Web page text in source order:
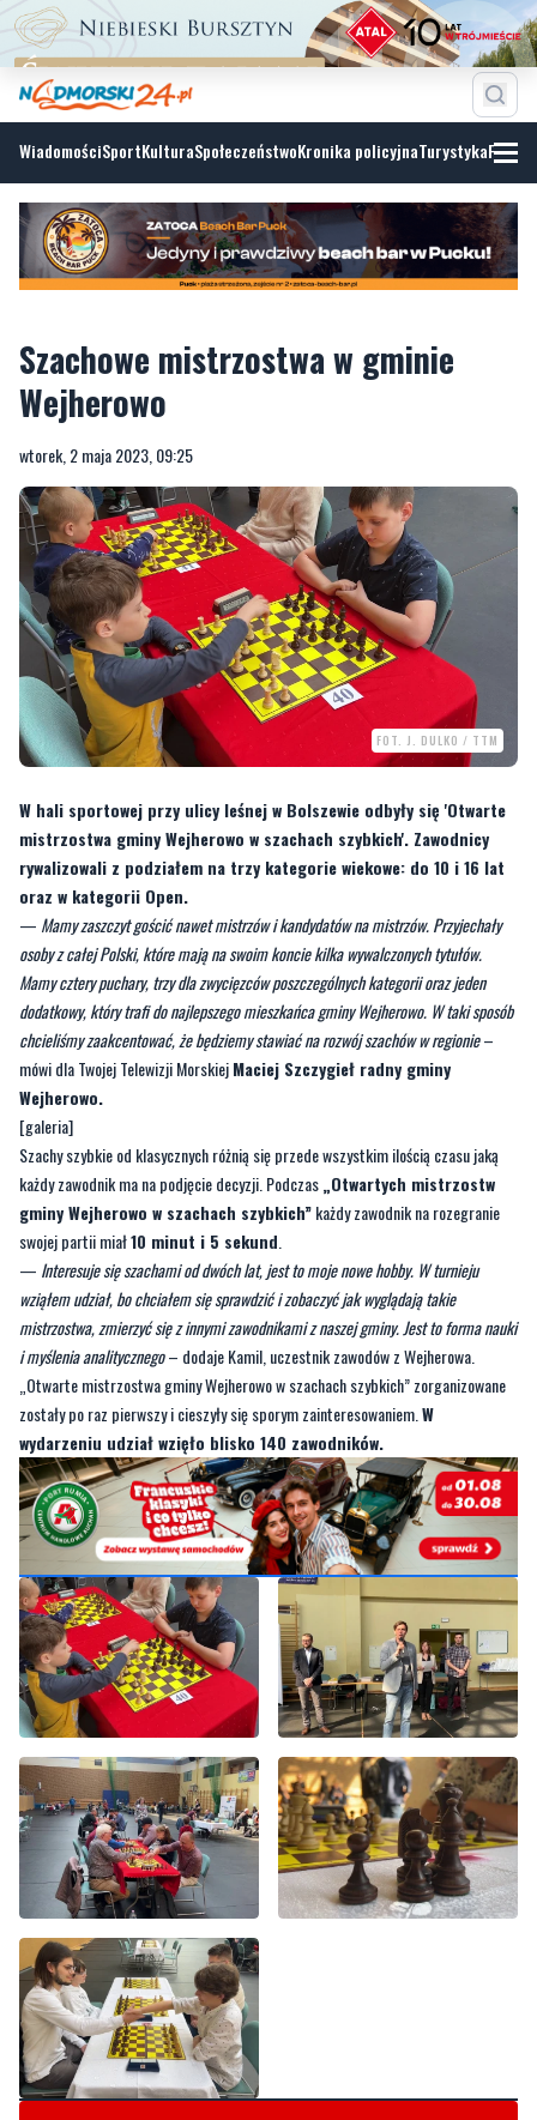
WiadomościSportKulturaSpołeczeństwoKronika policyjnaTurystyka
Szachowe mistrzostwa w gminie
wtorek, 2 maja 2023, 09:25
FOT. J. DULKO / TTM
W hali sportowej przy ulicy leśnej w Bolszewie odbyły się 'Otwarte
mistrzostwa gminy Wejherowo w szachach szybkich'. Zawodnicy
oraz w kategorii Open.
—Mamy zaszczyt gościć nawet mistrzów i kandydatów na mistrzów. Przyjechały
osoby z całej Polski, które mają na swoim koncie kilka wywalczonych tytułów.
Mamy cztery puchary, trzy dla zwycięzców poszczególnych kategorii oraz jeden
dodatkowy, który trafi do najlepszego mieszkańca gminy Wejherowo. W taki sposób
chcieliśmy zaakcentować, że będziemy stawiać na rozwój szachów w regionie–
mówi dla Twojej Telewizji MorskiejMaciej Szczygieł radny gminy
Wejherowo.
[galeria]
Szachy szybkie od klasycznych różnią się przede wszystkim ilością czasu jaką
każdy zawodnik ma na podjęcie decyzji. Podczas
gminy Wejherowo w szachach szybkich”
swojej partii miał 10 minut i 5 sekund.
—Interesuje się szachami od dwóch lat, jest to moje nowe hobby. W turnieju
wziąłem udział, bo chciałem się sprawdzić i zobaczyć jak wyglądają takie
mistrzostwa, zmierzyć się z innymi zawodnikami z naszej gminy. Jest to forma nauki
i myślenia analitycznego– dodaje Kamil, uczestnik zawodów z Wejherowa.
„Otwarte mistrzostwa gminy Wejherowo w szachach szybkich” zorganizowane
zostały po raz pierwszy i cieszyły się sporym zainteresowaniem.W
wydarzeniu udział wzięło blisko 140 zawodników.
Byliście świadkami zdarzenia w naszym regionie? Chcecie
aby nasza redakcja zajęła się jakimś tematem? Czekamy na
Wasze sygnały i informacje. Można kontaktować się z naszą